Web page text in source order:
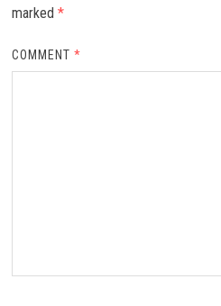
marked *
COMMENT*